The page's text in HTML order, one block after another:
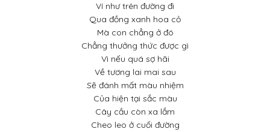
Ví như trên đường đi
Qua đồng xanh hoa cỏ
Mà con chẳng ở đó
Chẳng thưởng thức được gì
Vì nếu quá sợ hãi
Về tương lai mai sau
Sẽ đánh mất màu nhiệm
Của hiện tại sắc màu
Cây cầu còn xa lắm
Cheo leo ở cuối đường